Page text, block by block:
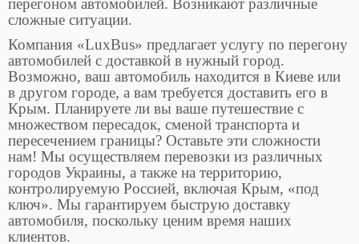
перегоном автомобилей. Возникают различные
сложные ситуации.
Компания «LuxBus» предлагает услугу по перегону
автомобилей с доставкой в нужный город.
Возможно, ваш автомобиль находится в Киеве или
в другом городе, а вам требуется доставить его в
Крым. Планируете ли вы ваше путешествие с
множеством пересадок, сменой транспорта и
пересечением границы? Оставьте эти сложности
нам! Мы осуществляем перевозки из различных
городов Украины, а также на территорию,
контролируемую Россией, включая Крым, «под
ключ». Мы гарантируем быструю доставку
автомобиля, поскольку ценим время наших
клиентов.